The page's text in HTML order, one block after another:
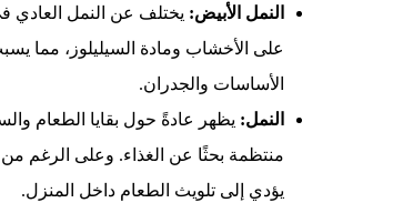
النمل الأبيض: يختلف عن النمل العادي
على الأخشاب ومادة السيليلوز، مما
الأساسات والجدران.
النمل: يظهر عادةً حول بقايا الطعام
منتظمة بحثًا عن الغذاء. وعلى الرغم
يؤدي إلى تلويث الطعام داخل المنزل.